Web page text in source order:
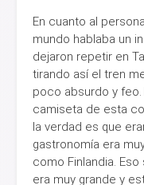
En cuanto al
mundo hablaba un
dejaron repetir en
tirando así el tren
poco absurdo y
camiseta de esta
la verdad es que
gastronomía era
como Finlandia.
era muy grande y